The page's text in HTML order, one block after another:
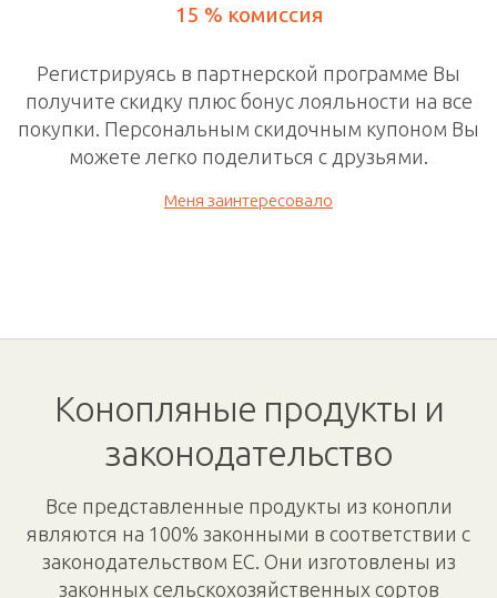
15 % комиссия
Регистрируясь в партнерской программе Вы
получите скидку плюс бонус лояльности на все
покупки. Персональным скидочным купоном Вы
можете легко поделиться с друзьями.
Меня заинтересовало
Конопляные продукты и
законодательство
Все представленные продукты из конопли
являются на 100% законными в соответствии с
законодательством ЕС. Они изготовлены из
законных сельскохозяйственных сортов